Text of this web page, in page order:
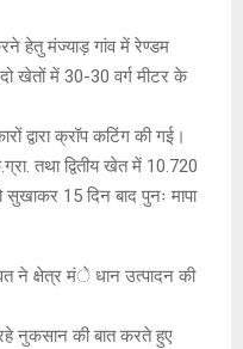
हेतु मंज्याड़ गांव में रेण्डम
खेतों में 30-30 वर्ग मीटर के
द्वारा क्रॉप कटिंग की गई।
तथा द्वितीय खेत में 10.720
15 दिन बाद पुनः मापा
ने क्षेत्र मंे धान उत्पादन की
नुकसान की बात करते हुए